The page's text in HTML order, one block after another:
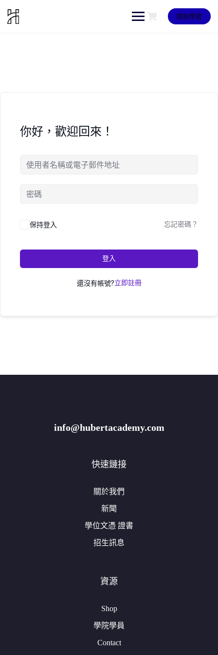
content
開始學習
你好，歡迎回來！
保持登入 忘記密碼？
登入
還沒有帳號?立即註冊
info@hubertacademy.com
快速鏈接
關於我們
新聞
學位文憑 證書
招生訊息
資源
Shop
學院學員
Contact